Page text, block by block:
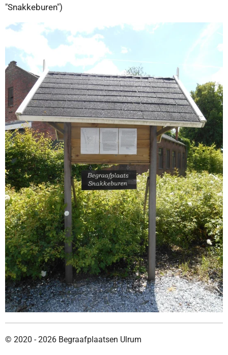
"Snakkeburen")
© 2020 - 2026 Begraafplaatsen Ulrum